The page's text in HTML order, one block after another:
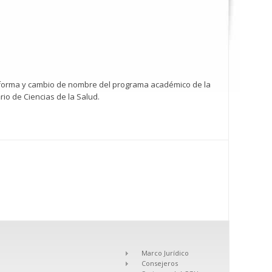
y cambio de nombre del programa académico de la
de Ciencias de la Salud.
Marco Jurídico
Consejeros